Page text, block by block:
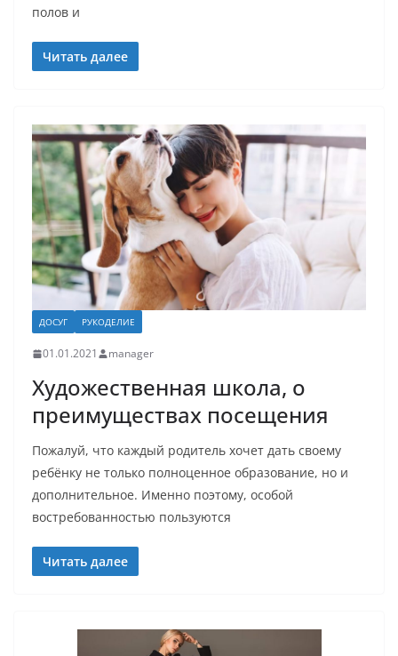
полов и
Читать далее
ДОСУГ РУКОДЕЛИЕ
01.01.2021 manager
Художественная школа, о
преимуществах посещения
Пожалуй, что каждый родитель хочет дать своему
ребёнку не только полноценное образование, но и
дополнительное. Именно поэтому, особой
востребованностью пользуются
Читать далее